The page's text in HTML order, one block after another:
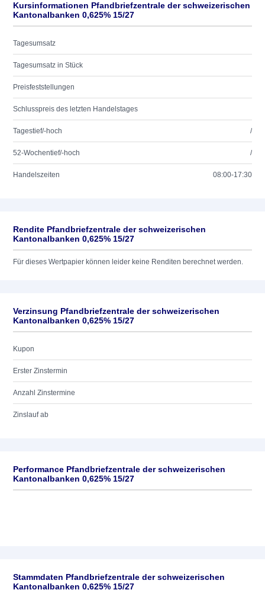
Kursinformationen Pfandbriefzentrale der schweizerischen
Kantonalbanken 0,625% 15/27
Tagesumsatz
Tagesumsatz in Stück
Preisfeststellungen
Schlusspreis des letzten Handelstages
Tagestief/-hoch /
52-Wochentief/-hoch /
Handelszeiten 08:00-17:30
Rendite Pfandbriefzentrale der schweizerischen
Kantonalbanken 0,625% 15/27
Für dieses Wertpapier können leider keine Renditen berechnet werden.
Verzinsung Pfandbriefzentrale der schweizerischen
Kantonalbanken 0,625% 15/27
Kupon
Erster Zinstermin
Anzahl Zinstermine
Zinslauf ab
Performance Pfandbriefzentrale der schweizerischen
Kantonalbanken 0,625% 15/27
Stammdaten Pfandbriefzentrale der schweizerischen
Kantonalbanken 0,625% 15/27